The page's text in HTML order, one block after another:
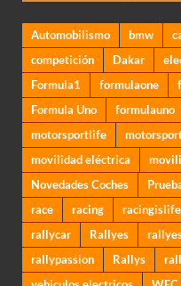
Automobilismo bmw
competición
Dakar
Formula1
formulaone
Formula Uno
formulauno
motorsportlife
movilidad eléctrica
Novedades Coches
race
racing racingislife
rallycar
Rallyes
rallypassion
Rallys